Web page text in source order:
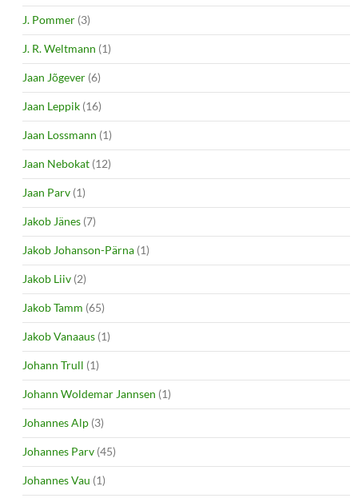
J. Pommer (3)
J. R. Weltmann (1)
Jaan Jõgever (6)
Jaan Leppik (16)
Jaan Lossmann (1)
Jaan Nebokat (12)
Jaan Parv (1)
Jakob Jänes (7)
Jakob Johanson-Pärna (1)
Jakob Liiv (2)
Jakob Tamm (65)
Jakob Vanaaus (1)
Johann Trull (1)
Johann Woldemar Jannsen (1)
Johannes Alp (3)
Johannes Parv (45)
Johannes Vau (1)